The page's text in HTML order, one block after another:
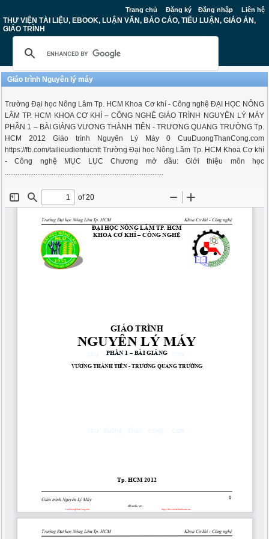
Trang chủ Đăng ký Đăng nhập Liên hệ
THƯ VIỆN TÀI LIỆU, EBOOK, LUẬN VĂN, BÁO CÁO, TIỂU LUẬN, GIÁO ÁN,
GIÁO TRÌNH
Giáo trình Nguyên lý máy
Trường Đại học Nông Lâm Tp. HCM Khoa Cơ khí - Công nghệ ĐẠI HỌC NÔNG
LÂM TP. HCM KHOA CƠ KHÍ – CÔNG NGHỆ GIÁO TRÌNH NGUYÊN LÝ MÁY
PHẦN 1 – BÀI GIẢNG VƯƠNG THÀNH TIÊN - TRƯƠNG QUANG TRƯỜNG Tp.
HCM 2012 Giáo trình Nguyên Lý Máy 0 CuuDuongThanCong.com
https://fb.com/tailieudientucntt Trường Đại học Nông Lâm Tp. HCM Khoa Cơ khí
- Công nghệ MỤC LỤC Chương mở đầu: Giới thiệu môn học
........................................................................................